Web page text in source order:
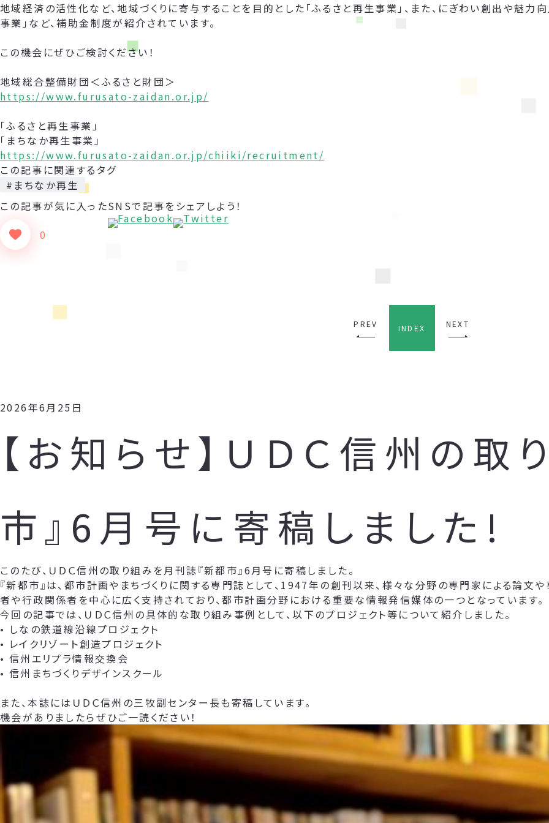
地域経済の活性化など、地域づくりに寄与することを目的とした「ふるさと再生事業」、また、にぎわい創出や魅
事業」など、補助金制度が紹介されています。
この機会にぜひご検討ください！
地域総合整備財団＜ふるさと財団＞
https://www.furusato-zaidan.or.jp/
「ふるさと再生事業」
「まちなか再生事業」
https://www.furusato-zaidan.or.jp/chiiki/recruitment/
この記事に関連するタグ
#まちなか再生
この記事が気に入った
0
SNSで記事をシェアしよう！
PREV INDEX NEXT
2026年6月25日
【お知らせ】ＵＤＣ信州の取
市』6月号に寄稿しました!
このたび、ＵＤＣ信州の取り組みを月刊誌『新都市』6月号に寄稿しました。
『新都市』は、都市計画やまちづくりに関する専門誌として、1947年の創刊以来、様々な分野の専門家による論
者や行政関係者を中心に広く支持されており、都市計画分野における重要な情報発信媒体の一つとなっています。
今回の記事では、ＵＤＣ信州の具体的な取り組み事例として、以下のプロジェクト等について紹介しました。
• しなの鉄道線沿線プロジェクト
• レイクリゾート創造プロジェクト
• 信州エリプラ情報交換会
• 信州まちづくりデザインスクール
また、本誌にはＵＤＣ信州の三牧副センター長も寄稿しています。
機会がありましたらぜひご一読ください！